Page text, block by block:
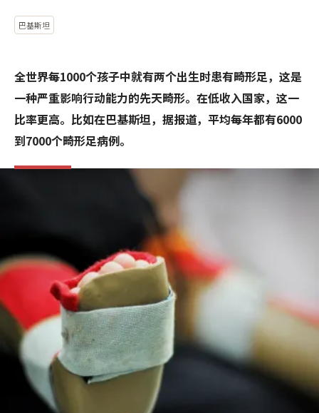
巴基斯坦
全世界每1000个孩子中就有两个出生时患有畸形足，这是
一种严重影响行动能力的先天畸形。在低收入国家，这一
比率更高。比如在巴基斯坦，据报道，平均每年都有6000
到7000个畸形足病例。